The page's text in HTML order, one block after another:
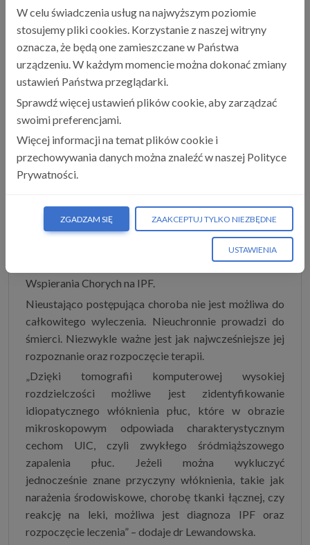
a nawet prowadzić do wcześniejszej śmierci pacjenta.
„Idiopatyczne włóknienie płuc, jak sama nazwa
wskazuje, jest samoistne i nie posiada jednoznacznie
określonych przyczyn oraz czynników ryzyka. Dotyka
głównie osoby starsze, po 65. r.ż., częściej mężczyzn.
Choroba w większości przypadków rozpoznawana
jest u osób palących dłużej niż 20 lat po 20 papierosów
dziennie oraz narażonych na zanieczyszczenia
środowiska, związane z pyłami zarówno organicznymi,
jak i nieorganicznymi. Ryzyko chorobowe wzrasta
proces starzenia się społeczeństwa polskiego, można
wnioskować, że odsetek zachorowań będzie się
pogłębiał z biegiem lat” – komentuje dr hab. n. med.
, z Polskiego Towarzystwa
Wspierania Chorych na IPF.
Nieustająco postępująca choroba nie jest możliwa do
całkowitego wyleczenia. Nieuchronnie prowadzi do
śmierci. Niezwykle ważne jest jak najwcześniejsze jej
rozpoznanie oraz rozpoczęcie terapii.
„Dzięki tomografii komputerowej wysokiej
rozdzielczości możliwe jest zidentyfikowanie
idiopatycznego włóknienia płuc, które w obrazie
mikroskopowym odpowiada charakterystycznym
cechom UIC, czyli zwykłego śródmiąższowego
zapalenia płuc. Jeżeli można wykluczyć
jednocześnie znane przyczyny włóknienia, takie jak
narażenia środowiskowe, chorobę tkanki łącznej, czy
reakcję na leki, możliwa jest diagnoza IPF oraz
rozpoczęcie leczenia” – dodaje dr Lewandowska.
W celu świadczenia usług na najwyższym poziomie
stosujemy pliki cookies. Korzystanie z naszej witryny
oznacza, że będą one zamieszczane w Państwa
urządzeniu. W każdym momencie można dokonać zmiany
ustawień Państwa przeglądarki.
Sprawdź więcej ustawień plików cookie, aby zarządzać
swoimi preferencjami.
Więcej informacji na temat plików cookie i
przechowywania danych można znaleźć w naszej Polityce
Prywatności.
ZGADZAM SIĘ ZAAKCEPTUJ TYLKO NIEZBĘDNE
USTAWIENIA